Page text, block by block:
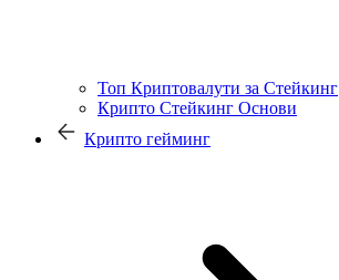
Топ Криптовалути за Стейкинг
Крипто Стейкинг Основи
Крипто гейминг